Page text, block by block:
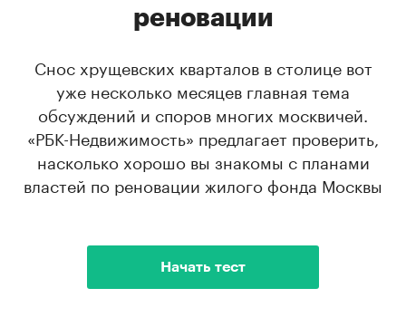
реновации
Снос хрущевских кварталов в столице вот
уже несколько месяцев главная тема
обсуждений и споров многих москвичей.
«РБК-Недвижимость» предлагает проверить,
насколько хорошо вы знакомы с планами
властей по реновации жилого фонда Москвы
Начать тест